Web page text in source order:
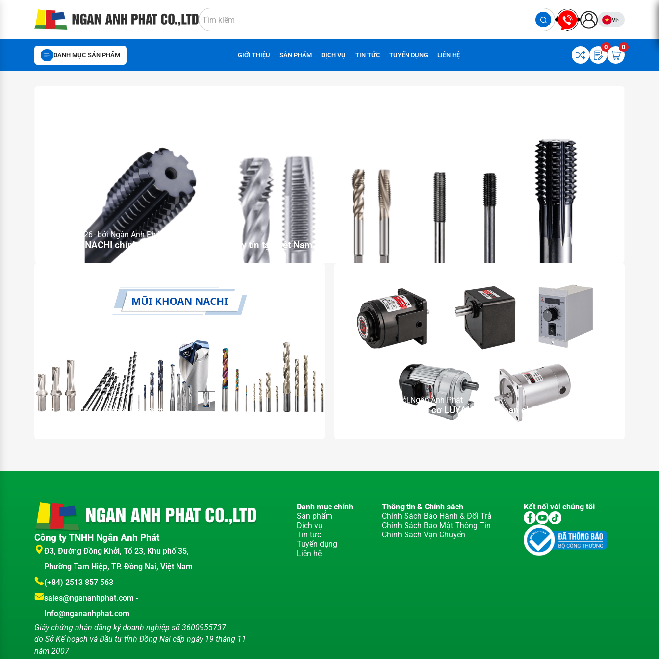
VI
DANH MỤC SẢN PHẨM GIỚI THIỆU SẢN PHẨM DỊCH VỤ TIN TỨC TUYỂN DỤNG LIÊN HỆ
0 0
15 Th7, 2026 bởi Ngân Anh Phát
Mũi taro NACHI chính hãng – Nhà phân phối uy tín tại Việt Nam
11 Th7, 2026 bởi Ngân Anh Phát
bởi Ngân Anh Phát
Nhà cung cấp động cơ LUYANG Đài Loan chính hãng tại Việt
Công ty TNHH Ngân Anh Phát
Đ3, Đường Đồng Khởi, Tổ 23, Khu phố 35,
Phường Tam Hiệp, TP. Đồng Nai, Việt Nam
(+84) 2513 857 563
sales@ngananhphat.com -
Info@ngananhphat.com
Giấy chứng nhận đăng ký doanh nghiệp số 3600955737
do Sở Kế hoạch và Đầu tư tỉnh Đồng Nai cấp ngày 19 tháng 11
năm 2007
Danh mục chính
Sản phẩm
Dịch vụ
Tin tức
Tuyển dụng
Liên hệ
Thông tin & Chính sách
Chính Sách Bảo Hành & Đổi Trả
Chính Sách Bảo Mật Thông Tin
Chính Sách Vận Chuyển
Kết nối với chúng tôi